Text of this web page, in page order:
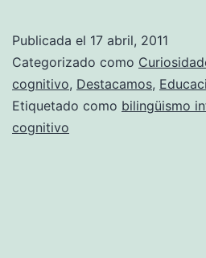
Publicada el 17 abril, 2011
Categorizado como
cognitivo, Destacamos,
Etiquetado como bilingüismo
cognitivo